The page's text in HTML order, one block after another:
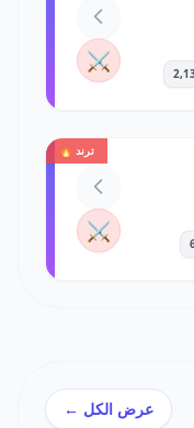
⚔️
ترند 🔥
⚔️
عرض الكل ←